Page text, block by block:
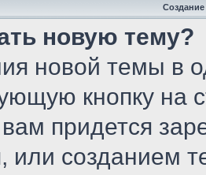
новую тему?
новой темы в
кнопку
придется
или созданием